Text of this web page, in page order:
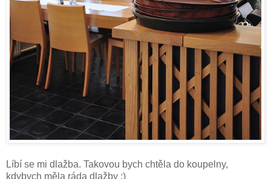
Líbí se mi dlažba. Takovou bych chtěla do koupelny,
kdybych měla ráda dlažby :)